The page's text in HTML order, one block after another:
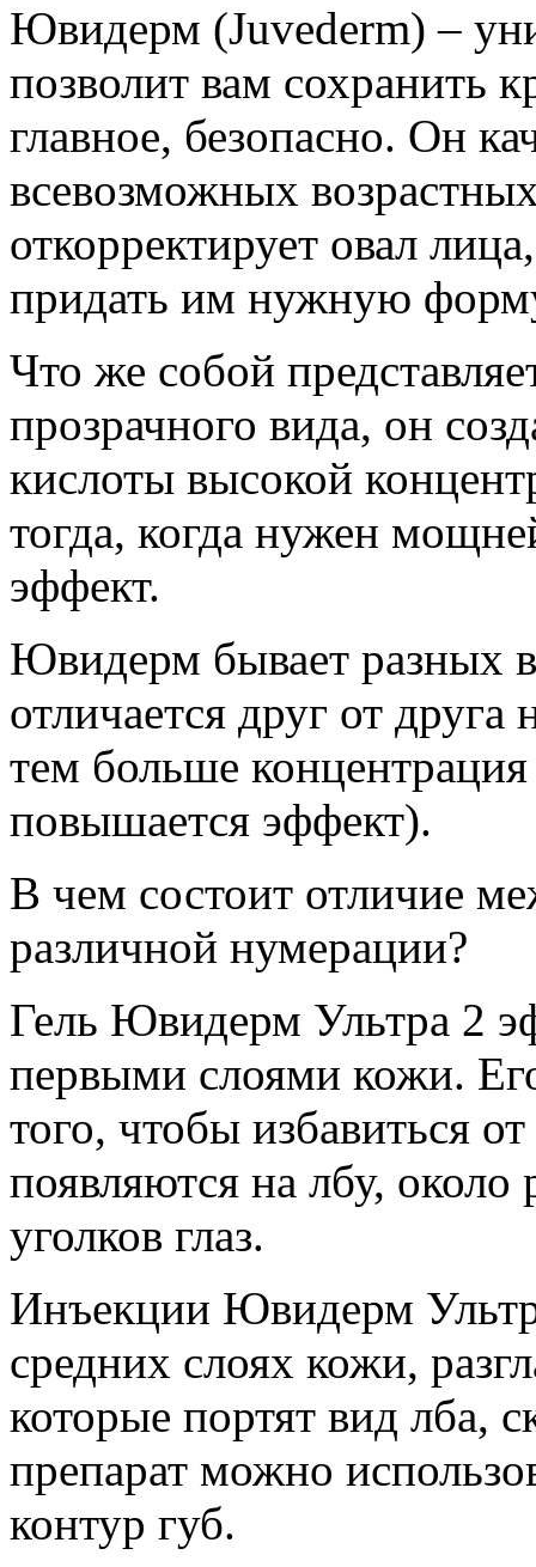
Ювидерм (Juvederm) –
позволит вам сохранить
главное, безопасно. Он
всевозможных
откорректирует овал
придать им нужную
Что же собой
прозрачного вида, он
кислоты высокой
тогда, когда нужен
эффект.
Ювидерм бывает разных
отличается друг от
тем больше концентрация
повышается эффект).
В чем состоит отличие
различной нумерации?
Гель Ювидерм Ультра 2
первыми слоями кожи.
того, чтобы избавиться
появляются на лбу, около
уголков глаз.
Инъекции Ювидерм
средних слоях кожи,
которые портят вид лба,
препарат можно
контур губ.